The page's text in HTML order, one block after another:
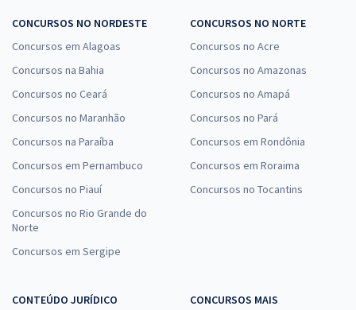
CONCURSOS NO NORDESTE
Concursos em Alagoas
Concursos na Bahia
Concursos no Ceará
Concursos no Maranhão
Concursos na Paraíba
Concursos em Pernambuco
Concursos no Piauí
Concursos no Rio Grande do
Norte
Concursos em Sergipe
CONCURSOS NO NORTE
Concursos no Acre
Concursos no Amazonas
Concursos no Amapá
Concursos no Pará
Concursos em Rondônia
Concursos em Roraima
Concursos no Tocantins
CONTEÚDO JURÍDICO
CONCURSOS MAIS